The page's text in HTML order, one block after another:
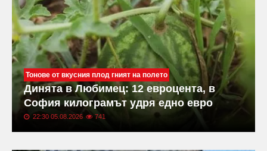
Тонове от вкусния плод гният на полето
Динята в Любимец: 12 евроцента, в
София килограмът удря едно евро
22:30 05.08.2026 741